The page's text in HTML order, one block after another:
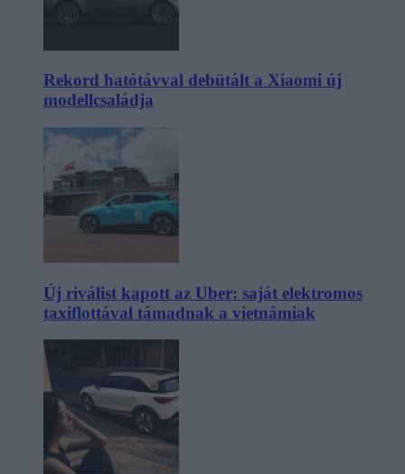
Rekord hatótávval debütált a Xiaomi új
modellcsaládja
Új riválist kapott az Uber: saját elektromos
taxiflottával támadnak a vietnámiak